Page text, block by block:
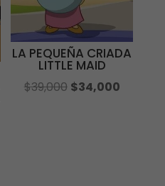
LA PEQUEÑA CRIADA
LITTLE MAID
$39,000 El
$34,000El